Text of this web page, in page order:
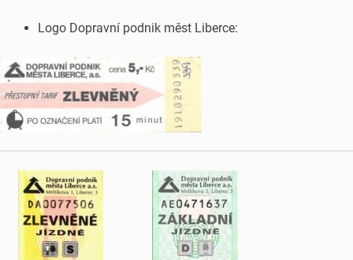
Logo Dopravní podnik měst Liberce: